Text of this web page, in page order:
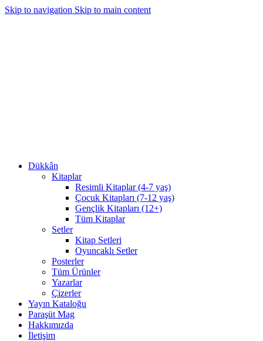
Skip to navigation Skip to main content
Dükkân
Kitaplar
Resimli Kitaplar (4-7 yaş)
Çocuk Kitapları (7-12 yaş)
Gençlik Kitapları (12+)
Tüm Kitaplar
Setler
Kitap Setleri
Oyuncaklı Setler
Posterler
Tüm Ürünler
Yazarlar
Çizerler
Yayın Kataloğu
Paraşüt Mag
Hakkımızda
İletişim